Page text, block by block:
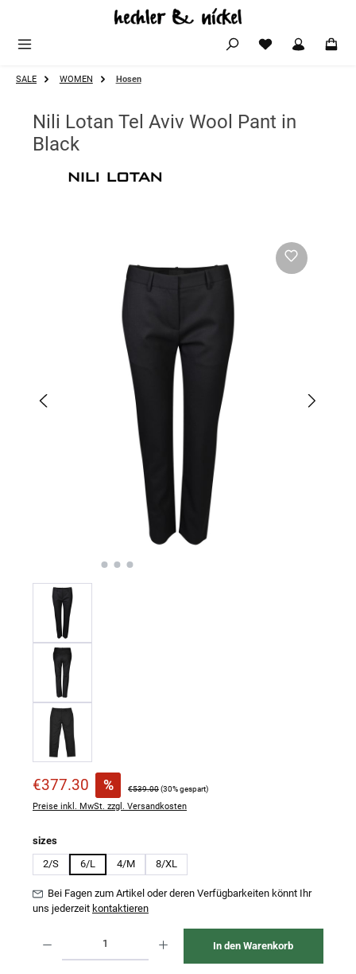
Zum Hauptinhalt springen
SALE WOMEN Hosen
Nili Lotan Tel Aviv Wool Pant in
Black
Verkaufspreis:
€377.30 % Regulärer Preis:
€539.00(30% gespart)
Preise inkl. MwSt. zzgl. Versandkosten
sizesauswählen
2/S
6/L 4/M 8/XL
Bei Fagen zum Artikel oder deren Verfügbarkeiten könnt Ihr
uns jederzeit kontaktieren
In den Warenkorb